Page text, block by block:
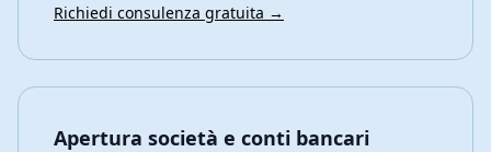
Richiedi consulenza gratuita →
Apertura società e conti bancari